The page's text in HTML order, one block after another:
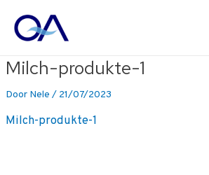
naar
Milch-produkte-1
Door Nele / 21/07/2023
Milch-produkte-1